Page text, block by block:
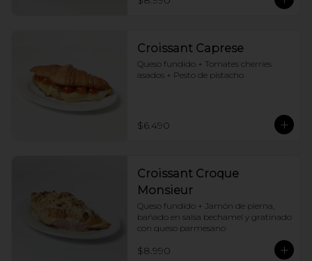
Croissant Caprese
Queso fundido + Tomates cherries
asados + Pesto de pistacho
$6.490
Croissant Croque
Monsieur
Queso fundido + Jamón de pierna,
bañado en salsa bechamel y gratinado
con queso parmesano
$8.990